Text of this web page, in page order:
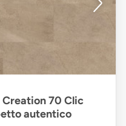
70 Clic
autentico